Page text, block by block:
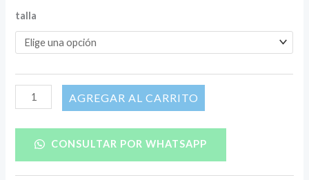
talla
AÑADIR AL CARRITO
CONSULTAR POR WHATSAPP